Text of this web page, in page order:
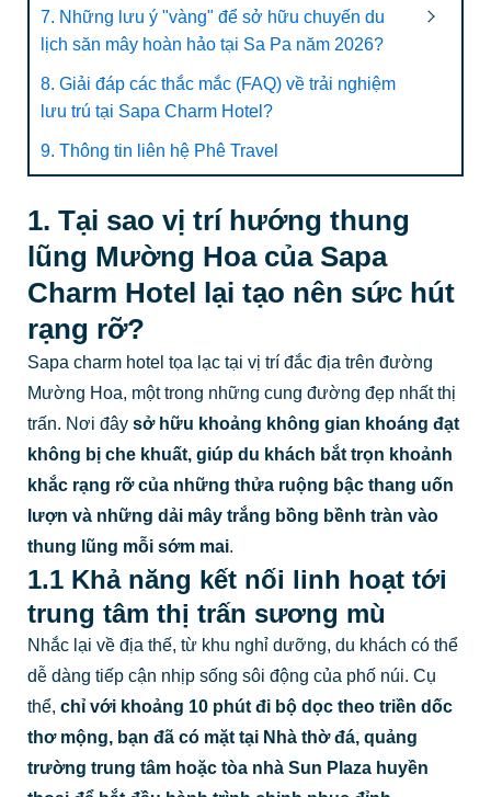
7. Những lưu ý "vàng" để sở hữu chuyến du
lịch săn mây hoàn hảo tại Sa Pa năm 2026?
8. Giải đáp các thắc mắc (FAQ) về trải nghiệm
lưu trú tại Sapa Charm Hotel?
9. Thông tin liên hệ Phê Travel
1. Tại sao vị trí hướng thung
lũng Mường Hoa của Sapa
Charm Hotel lại tạo nên sức hút
rạng rỡ?
Sapa charm hotel tọa lạc tại vị trí đắc địa trên đường
Mường Hoa, một trong những cung đường đẹp nhất thị
trấn. Nơi đây sở hữu khoảng không gian khoáng đạt
không bị che khuất, giúp du khách bắt trọn khoảnh
khắc rạng rỡ của những thửa ruộng bậc thang uốn
lượn và những dải mây trắng bồng bềnh tràn vào
thung lũng mỗi sớm mai.
1.1 Khả năng kết nối linh hoạt tới
trung tâm thị trấn sương mù
Nhắc lại về địa thế, từ khu nghỉ dưỡng, du khách có thể
dễ dàng tiếp cận nhịp sống sôi động của phố núi. Cụ
thể, chỉ với khoảng 10 phút đi bộ dọc theo triền dốc
thơ mộng, bạn đã có mặt tại Nhà thờ đá, quảng
trường trung tâm hoặc tòa nhà Sun Plaza huyền